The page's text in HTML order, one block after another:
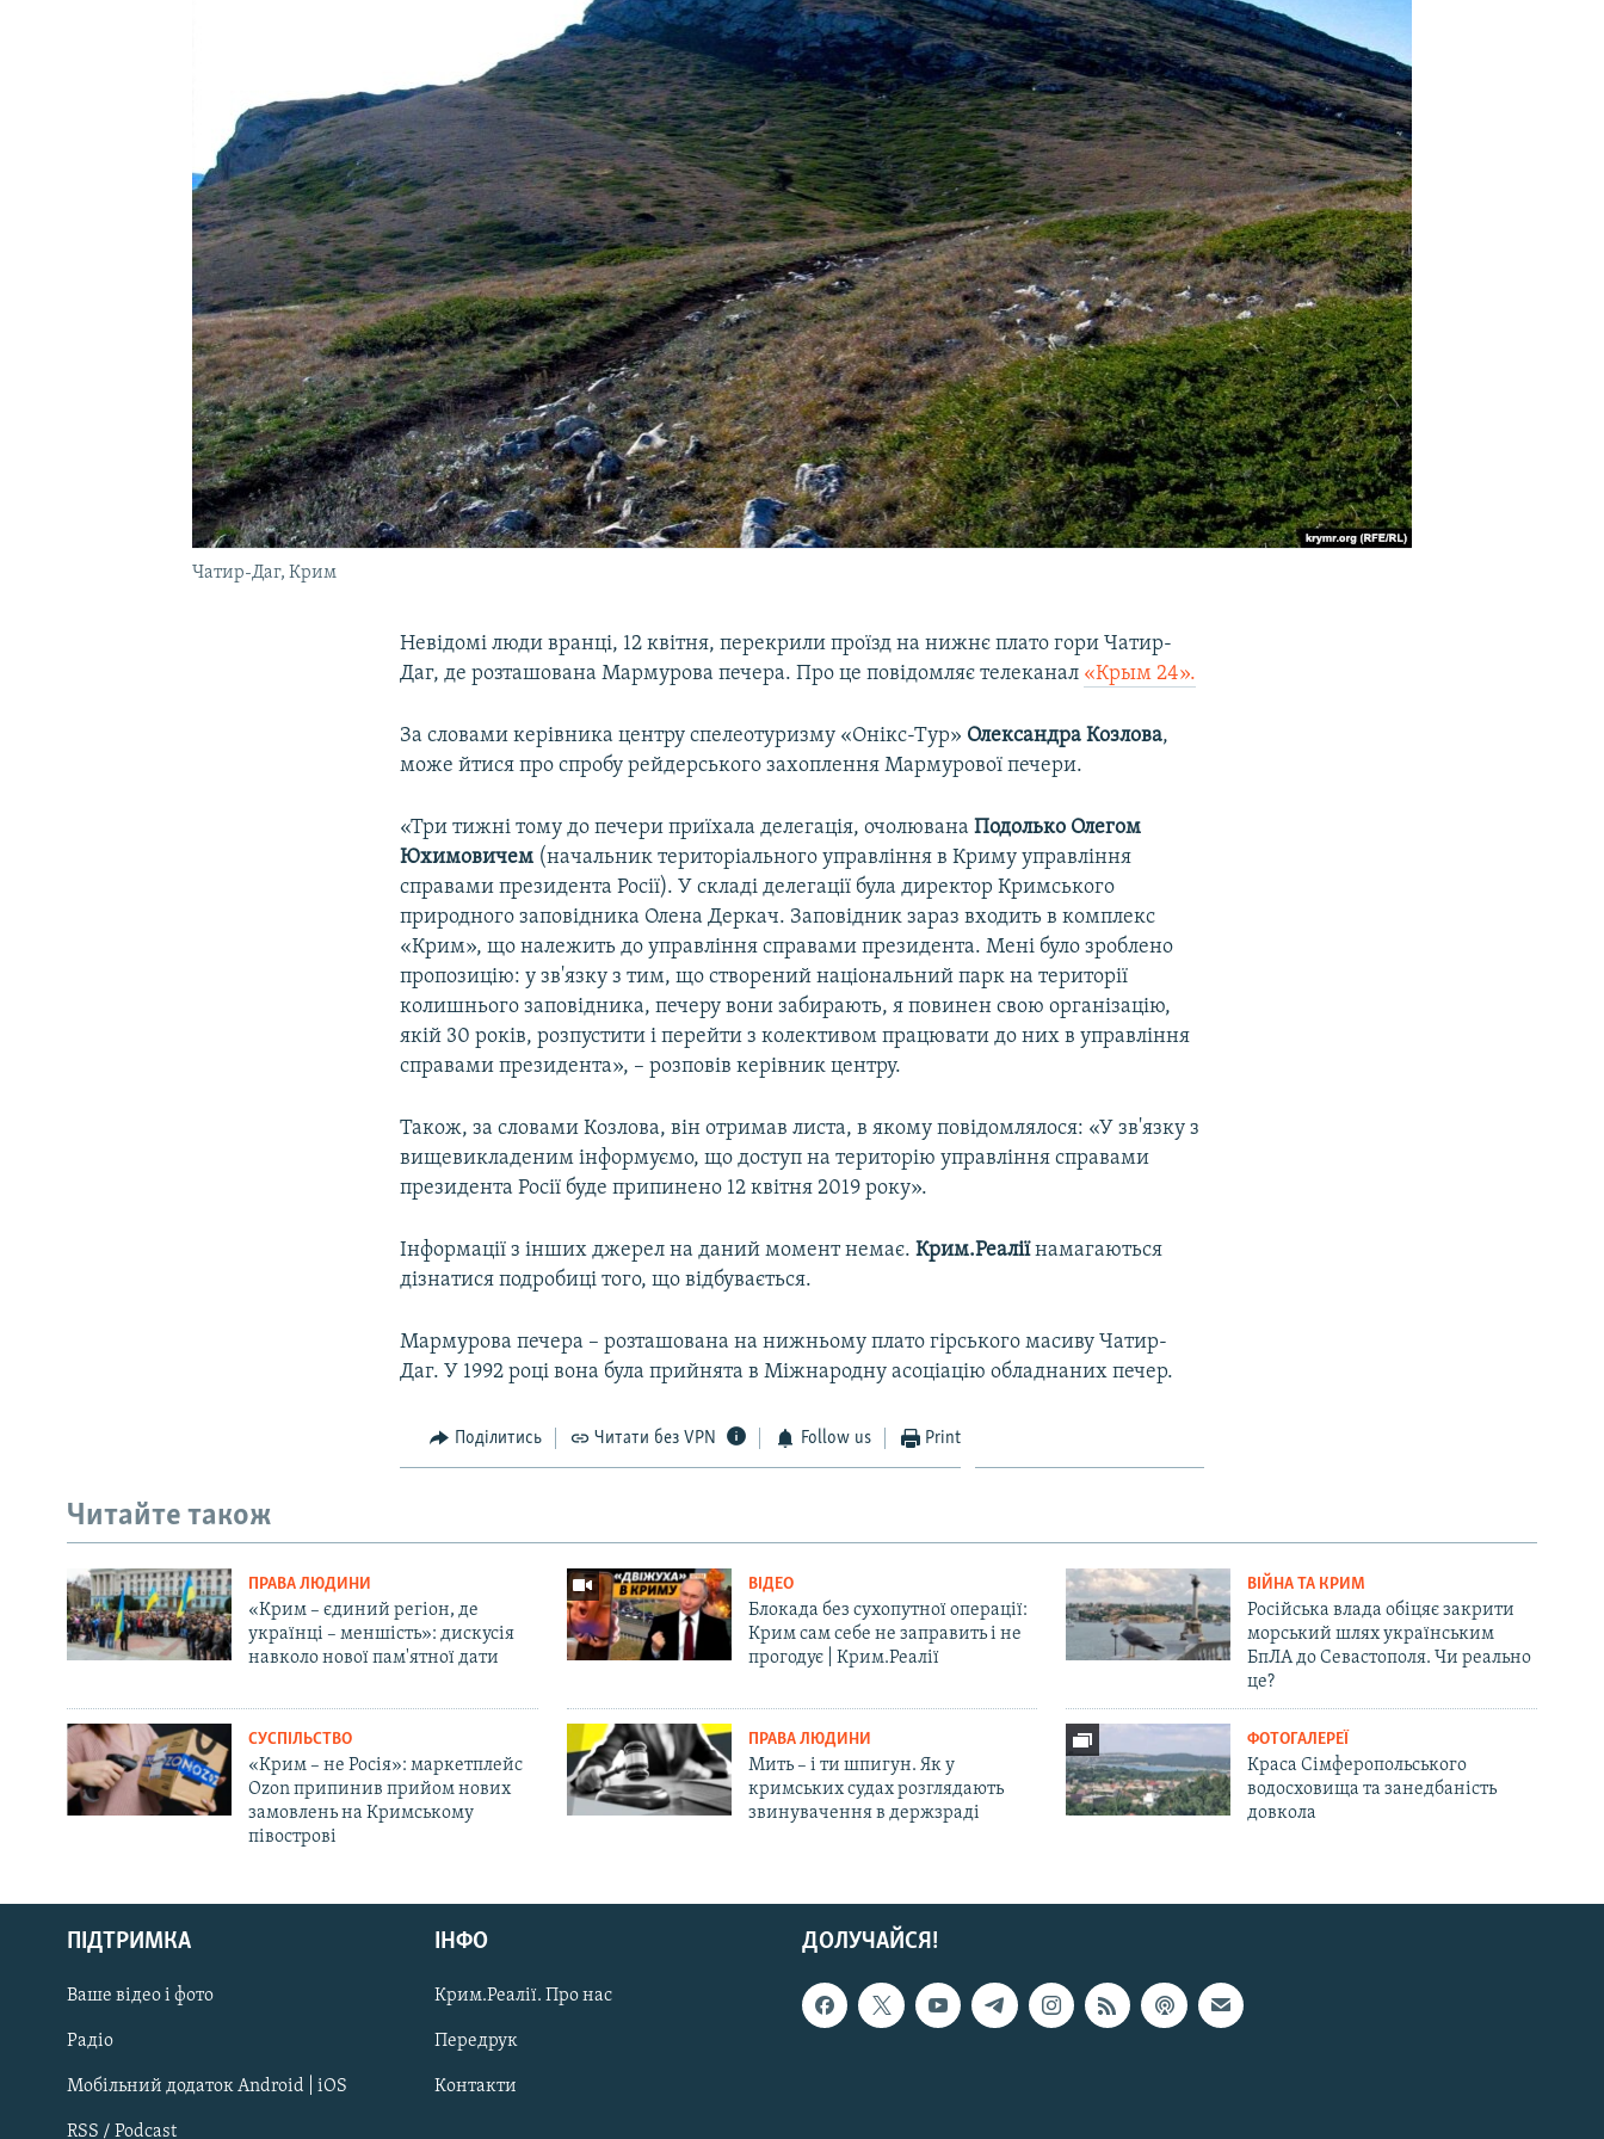
Русский
Qırımtatar
ДОЛУЧАЙСЯ!
Чатир-Даг, Крим
Невідомі люди вранці, 12 квітня, перекрили проїзд на нижнє плато гори Чатир-
Даг, де розташована Мармурова печера. Про це повідомляє телеканал «Крым 24».
За словами керівника центру спелеотуризму «Онікс-Тур» Олександра Козлова,
може йтися про спробу рейдерського захоплення Мармурової печери.
«Три тижні тому до печери приїхала делегація, очолюванаПодолько Олегом
Юхимовичем (начальник територіального управління в Криму управління
справами президента Росії). У складі делегації була директор Кримського
природного заповідника Олена Деркач. Заповідник зараз входить в комплекс
«Крим», що належить до управління справами президента. Мені було зроблено
пропозицію: у зв'язку з тим, що створений національний парк на території
колишнього заповідника, печеру вони забирають, я повинен свою організацію,
якій 30 років, розпустити і перейти з колективом працювати до них в управління
справами президента», – розповів керівник центру.
Також, за словами Козлова, він отримав листа, в якому повідомлялося: «У зв'язку з
вищевикладеним інформуємо, що доступ на територію управління справами
президента Росії буде припинено 12 квітня 2019 року».
Інформації з інших джерел на даний момент немає.Крим.Реаліїнамагаються
дізнатися подробиці того, що відбувається.
Мармурова печера – розташована на нижньому плато гірського масиву Чатир-
Даг. У 1992 році вона була прийнята в Міжнародну асоціацію обладнаних печер.
Поділитись Читати без VPN Follow us Print
Читайте також
ПРАВА ЛЮДИНИ
«Крим – єдиний регіон, де
українці – меншість»: дискусія
навколо нової пам'ятної дати
ВІДЕО
Блокада без сухопутної операції:
Крим сам себе не заправить і не
прогодує | Крим.Реалії
ВІЙНА ТА КРИМ
Російська влада обіцяє закрити
морський шлях українським
БпЛА до Севастополя. Чи реально
це?
СУСПІЛЬСТВО
«Крим – не Росія»: маркетплейс
Ozon припинив прийом нових
замовлень на Кримському
півострові
ПРАВА ЛЮДИНИ
Мить – і ти шпигун. Як у
кримських судах розглядають
звинувачення в держзраді
ФОТОГАЛЕРЕЇ
Краса Сімферопольського
водосховища та занедбаність
довкола
ДОЛУЧАЙСЯ!
ПІДТРИМКА
Ваше відео і фото
Радіо
Мобільний додаток Android | iOS
RSS / Podcast
ІНФО
Крим.Реалії. Про нас
Передрук
Контакти